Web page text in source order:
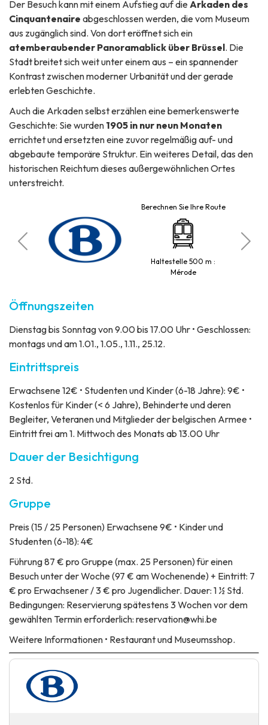
Der Besuch kann mit einem Aufstieg auf die Arkaden des
Cinquantenaire abgeschlossen werden, die vom Museum
aus zugänglich sind. Von dort eröffnet sich ein
atemberaubender Panoramablick über Brüssel. Die
Stadt breitet sich weit unter einem aus – ein spannender
Kontrast zwischen moderner Urbanität und der gerade
erlebten Geschichte.
Auch die Arkaden selbst erzählen eine bemerkenswerte
Geschichte: Sie wurden 1905 in nur neun Monaten
errichtet und ersetzten eine zuvor regelmäßig auf- und
abgebaute temporäre Struktur. Ein weiteres Detail, das den
historischen Reichtum dieses außergewöhnlichen Ortes
unterstreicht.
Berechnen Sie Ihre Route
Haltestelle 500 m :
Mérode
Öffnungszeiten
Dienstag bis Sonntag von 9.00 bis 17.00 Uhr • Geschlossen:
montags und am 1.01., 1.05., 1.11., 25.12.
Eintrittspreis
Erwachsene 12€ • Studenten und Kinder (6-18 Jahre): 9€ •
Kostenlos für Kinder (< 6 Jahre), Behinderte und deren
Begleiter, Veteranen und Mitglieder der belgischen Armee •
Eintritt frei am 1. Mittwoch des Monats ab 13.00 Uhr
Dauer der Besichtigung
2 Std.
Gruppe
Preis (15 / 25 Personen) Erwachsene 9€ • Kinder und
Studenten (6-18): 4€
Führung87 € pro Gruppe (max. 25 Personen) für einen
Besuch unter der Woche (97 € am Wochenende) + Eintritt: 7
€ pro Erwachsener / 3 € pro Jugendlicher. Dauer: 1 ½ Std.
Bedingungen: Reservierung spätestens 3 Wochen vor dem
gewählten Termin erforderlich: reservation@whi.be
Weitere Informationen • Restaurant und Museumsshop.